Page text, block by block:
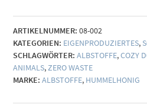
ARTIKELNUMMER: 08-002
KATEGORIEN: EIGENPRODUZIERTES,
SCHLAGWÖRTER: ALBSTOFFE,COZY
ANIMALS,ZERO WASTE
MARKE:ALBSTOFFE, HUMMELHONIG